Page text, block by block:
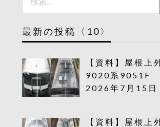
最新の投稿〈10〉
【資料】屋根上
9020系9051F
2026年7月15日
【資料】屋根上